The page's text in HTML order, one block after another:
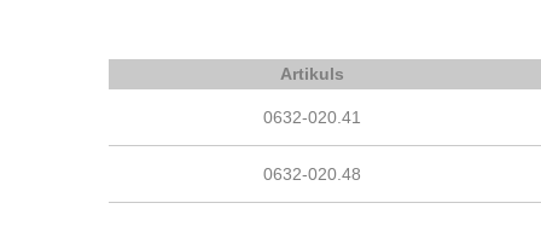
Artikuls
0632-020.41
0632-020.48